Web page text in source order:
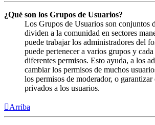
¿Qué son los Grupos de Usuarios?
Los Grupos de Usuarios son conjuntos
dividen a la comunidad en sectores
puede trabajar los administradores del
puede pertenecer a varios grupos y
diferentes permisos. Esto ayuda, a los
cambiar los permisos de muchos
los permisos de moderador, o garantizar
privados a los usuarios.
Arriba